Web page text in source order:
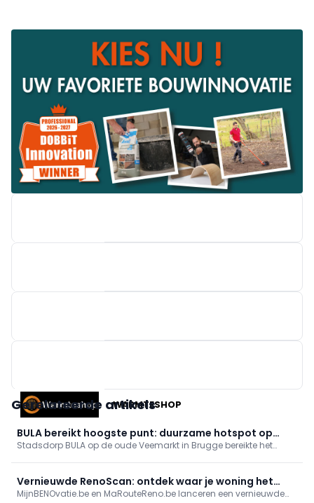
WARMTESHOP
Gerelateerde artikels
BULA bereikt hoogste punt: duurzame hotspot op
Brugse Veemarkt
Stadsdorp BULA op de oude Veemarkt in Brugge bereikte het
praktijken tekenen in; fossielvrije energie via geothermie. Eerste
intrek midden 2027.
Vernieuwde RenoScan: ontdek waar je woning het
meest energie bespaart
MijnBENOvatie.be en MaRouteReno.be lanceren een vernieuwde